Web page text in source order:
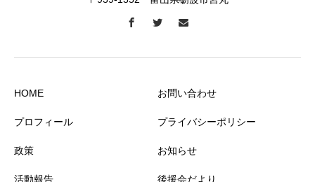
HOME
プロフィール
政策
活動報告
お問い合わせ
プライバシーポリシー
お知らせ
後援会だより